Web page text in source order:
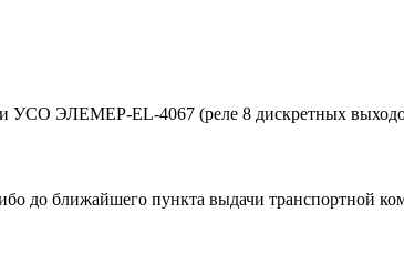
УСО ЭЛЕМЕР-EL-4067 (реле 8 дискретных
до ближайшего пункта выдачи транспортной